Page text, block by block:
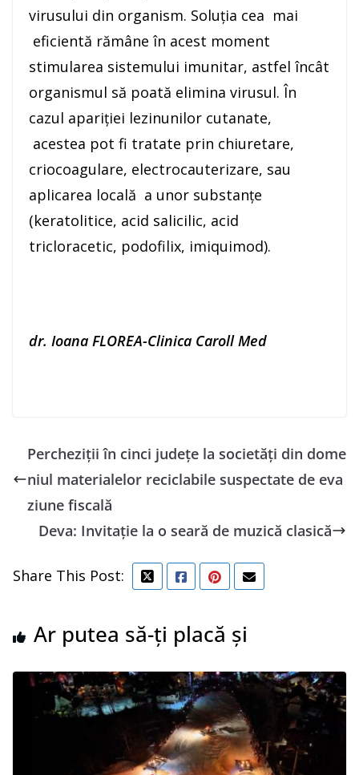
virusului din organism. Soluția cea mai
eficientă rămâne în acest moment
stimularea sistemului imunitar, astfel încât
organismul să poată elimina virusul. În
cazul apariției lezinunilor cutanate,
acestea pot fi tratate prin chiuretare,
criocoagulare, electrocauterizare, sau
aplicarea locală a unor substanțe
(keratolitice, acid salicilic, acid
tricloracetic, podofilix, imiquimod).
dr. Ioana FLOREA-Clinica Caroll Med
Percheziţii în cinci judeţe la societăţi din dome
niul materialelor reciclabile suspectate de eva
ziune fiscală
Deva: Invitație la o seară de muzică clasică
Share This Post:
Ar putea să-ți placă și